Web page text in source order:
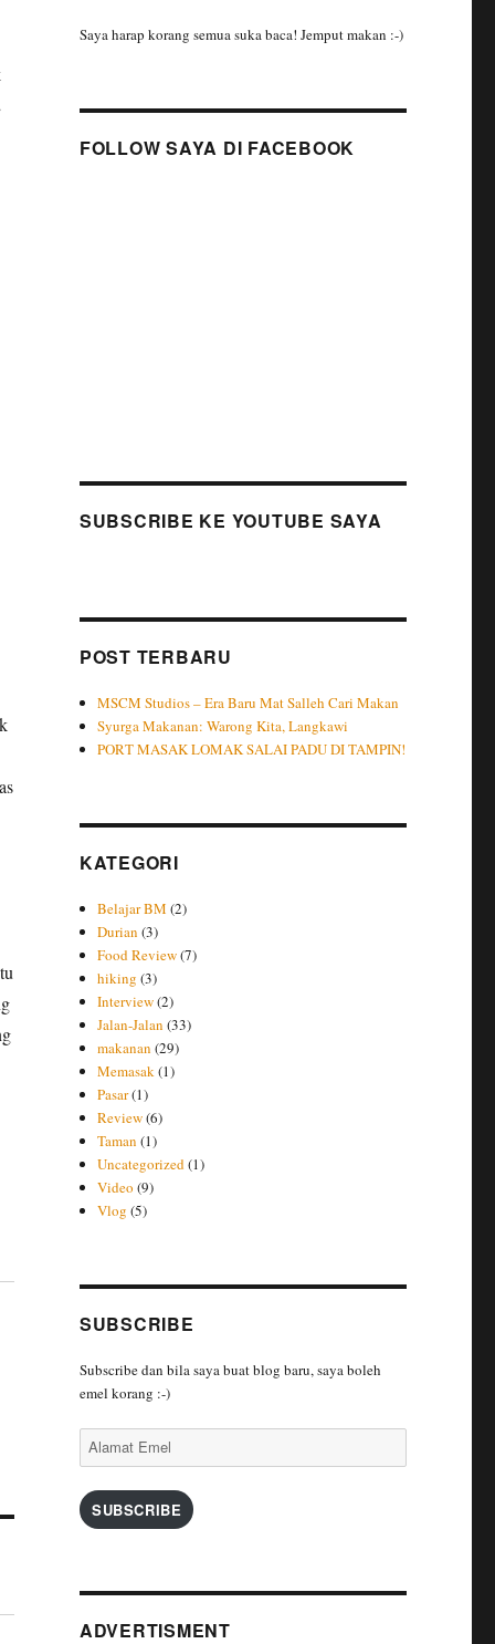
Saya harap korang semua suka baca! Jemput makan :-)
FOLLOW SAYA DI FACEBOOK
SUBSCRIBE KE YOUTUBE SAYA
POST TERBARU
MSCM Studios – Era Baru Mat Salleh Cari Makan
Syurga Makanan: Warong Kita, Langkawi
PORT MASAK LOMAK SALAI PADU DI TAMPIN!
KATEGORI
Belajar BM (2)
Durian (3)
Food Review(7)
hiking (3)
Interview(2)
Jalan-Jalan (33)
makanan (29)
Memasak(1)
Pasar(1)
Review(6)
Taman (1)
Uncategorized(1)
Video (9)
Vlog (5)
SUBSCRIBE
Subscribe dan bila saya buat blog baru, saya boleh
emel korang :-)
Alamat
Emel
SUBSCRIBE
ADVERTISMENT